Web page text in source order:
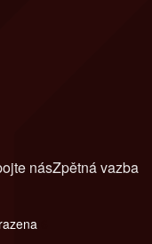
násZpětná vazba